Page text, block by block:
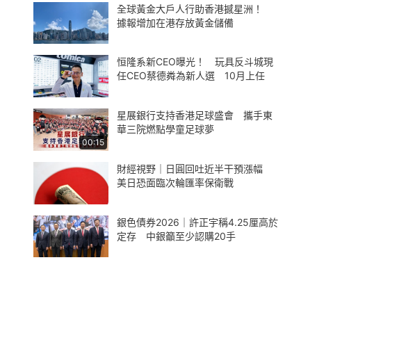
全球黃金大戶人行助香港撼星洲！
據報增加在港存放黃金儲備
恒隆系新CEO曝光！ 玩具反斗城現
任CEO蔡德粦為新人選 10月上任
00:15
星展銀行支持香港足球盛會 攜手東
華三院燃點學童足球夢
財經視野｜日圓回吐近半干預漲幅
美日恐面臨次輪匯率保衛戰
銀色債券2026｜許正宇稱4.25厘高於
定存 中銀籲至少認購20手